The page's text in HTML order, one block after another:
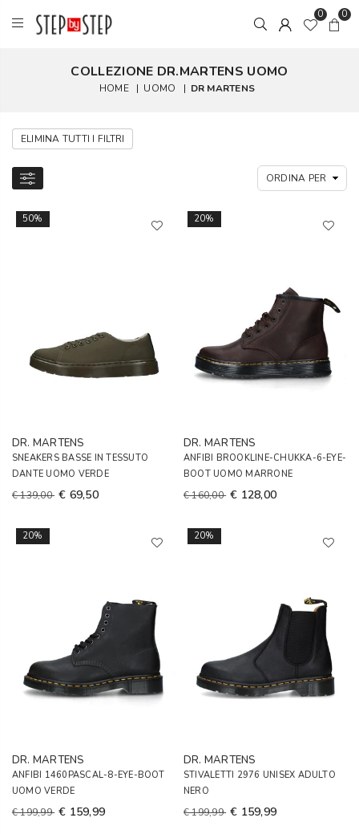
0 0
COLLEZIONE DR.MARTENS UOMO
HOME | UOMO | DR MARTENS
ELIMINA TUTTI I FILTRI
50%
DR. MARTENS
SNEAKERS BASSE IN TESSUTO
DANTE UOMO VERDE
€ 139,00 € 69,50
20%
DR. MARTENS
ANFIBI BROOKLINE-CHUKKA-6-EYE-
BOOT UOMO MARRONE
€ 160,00 € 128,00
20%
DR. MARTENS
ANFIBI 1460PASCAL-8-EYE-BOOT
UOMO VERDE
€ 199,99 € 159,99
20%
DR. MARTENS
STIVALETTI 2976 UNISEX ADULTO
NERO
€ 199,99 € 159,99